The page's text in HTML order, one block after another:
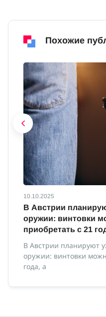
Похожие
10.10.2025
В Австрии
оружии: винтовки
приобретать с 21
В Австрии планируют
оружии: винтовки
года, а